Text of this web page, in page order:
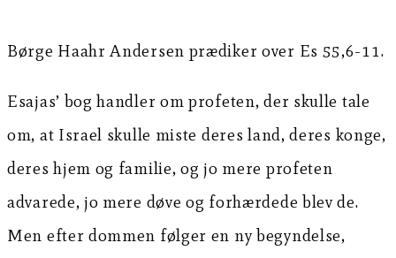
Børge Haahr Andersen prædiker over Es 55,6-11.
Esajas’ bog handler om profeten, der skulle tale
om, at Israel skulle miste deres land, deres konge,
deres hjem og familie, og jo mere profeten
advarede, jo mere døve og forhærdede blev de.
Men efter dommen følger en ny begyndelse,